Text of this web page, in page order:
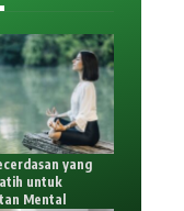
yang
untuk
Mental